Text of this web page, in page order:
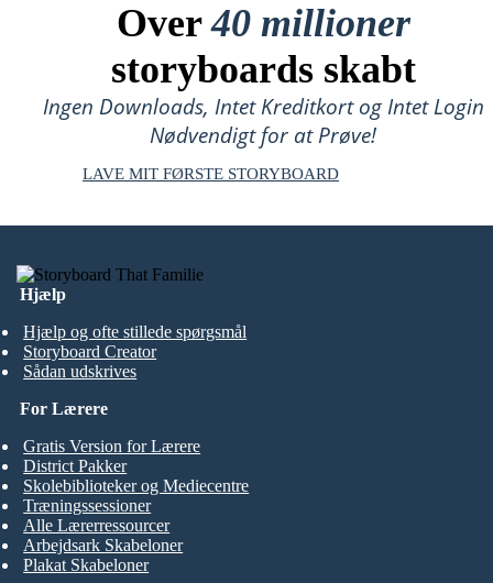
Over40 millioner
storyboards skabt
Ingen Downloads, Intet Kreditkort og Intet Login
Nødvendigt for at Prøve!
LAVE MIT FØRSTE STORYBOARD
Hjælp
Hjælp og ofte stillede spørgsmål
Storyboard Creator
Sådan udskrives
For Lærere
Gratis Version for Lærere
District Pakker
Skolebiblioteker og Mediecentre
Træningssessioner
Alle Lærerressourcer
Arbejdsark Skabeloner
Plakat Skabeloner